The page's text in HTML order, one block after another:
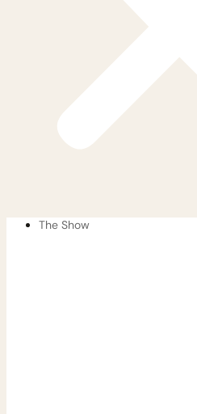
The Show